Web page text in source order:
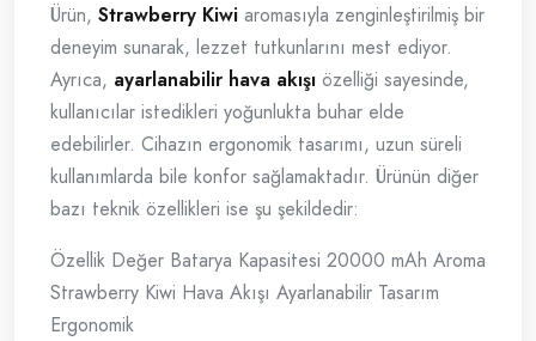
Ürün, Strawberry Kiwi aromasıyla zenginleştirilmiş bir
deneyim sunarak, lezzet tutkunlarını mest ediyor.
Ayrıca, ayarlanabilir hava akışı özelliği sayesinde,
kullanıcılar istedikleri yoğunlukta buhar elde
edebilirler. Cihazın ergonomik tasarımı, uzun süreli
kullanımlarda bile konfor sağlamaktadır. Ürünün diğer
bazı teknik özellikleri ise şu şekildedir:
Özellik Değer Batarya Kapasitesi 20000 mAh Aroma
Strawberry Kiwi Hava Akışı Ayarlanabilir Tasarım
Ergonomik